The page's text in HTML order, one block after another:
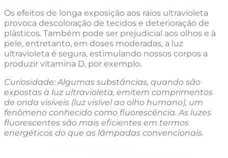
Os efeitos de longa exposição aos raios ultravioleta
provoca descoloração de tecidos e deterioração de
plásticos. Também pode ser prejudicial aos olhos e à
pele, entretanto, em doses moderadas, a luz
ultravioleta é segura, estimulando nossos corpos a
produzir vitamina D, por exemplo.
Curiosidade: Algumas substâncias, quando são
expostas à luz ultravioleta, emitem comprimentos
de onda visíveis (luz visível ao olho humano), um
fenômeno conhecido como fluorescência. As luzes
fluorescentes são mais eficientes em termos
energéticos do que as lâmpadas convencionais.